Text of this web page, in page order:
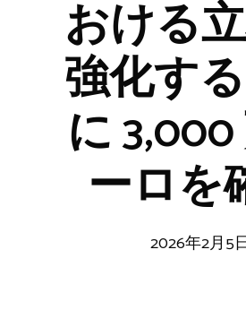
おける
強化す
に
ーロを
2026年2月5